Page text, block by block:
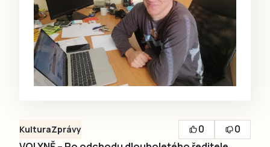
KulturaZprávy 0
0